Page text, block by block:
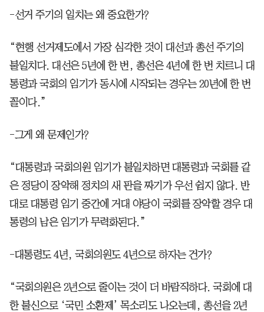
-선거 주기의 일치는 왜 중요한가?
“현행 선거제도에서 가장 심각한 것이 대선과 총선 주기의
불일치다. 대선은 5년에 한 번, 총선은 4년에 한 번 치르니 대
통령과 국회의 임기가 동시에 시작되는 경우는 20년에 한 번
꼴이다.”
-그게 왜 문제인가?
“대통령과 국회의원 임기가 불일치하면 대통령과 국회를 같
은 정당이 장악해 정치의 새 판을 짜기가 우선 쉽지 않다. 반
대로 대통령 임기 중간에 거대 야당이 국회를 장악할 경우 대
통령의 남은 임기가 무력화된다.”
-대통령도 4년, 국회의원도 4년으로 하자는 건가?
“국회의원은 2년으로 줄이는 것이 더 바람직하다. 국회에 대
한 불신으로 ‘국민 소환제’ 목소리도 나오는데, 총선을 2년